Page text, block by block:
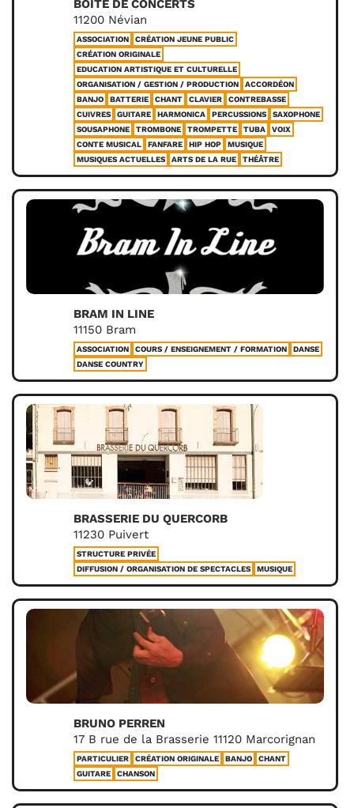
BOITE DE CONCERTS
11200 Névian
ASSOCIATION
CRÉATION JEUNE PUBLIC
CRÉATION ORIGINALE
EDUCATION ARTISTIQUE ET CULTURELLE
ORGANISATION / GESTION / PRODUCTION
ACCORDÉON
BANJO
BATTERIE CHANT CLAVIER
CONTREBASSE
CUIVRES
GUITARE HARMONICA PERCUSSIONS
SAXOPHONE
SOUSAPHONE
TROMBONE TROMPETTE TUBA
VOIX
CONTE MUSICAL
FANFARE HIP HOP
MUSIQUE
MUSIQUES ACTUELLES
ARTS DE LA RUE THÉÂTRE
BRAM IN LINE
11150 Bram
ASSOCIATION COURS / ENSEIGNEMENT / FORMATION
DANSE
DANSE COUNTRY
BRASSERIE DU QUERCORB
11230 Puivert
STRUCTURE PRIVÉE
DIFFUSION / ORGANISATION DE SPECTACLES
MUSIQUE
BRUNO PERREN
17 B rue de la Brasserie 11120 Marcorignan
PARTICULIER CRÉATION ORIGINALE BANJO
CHANT
GUITARE
CHANSON